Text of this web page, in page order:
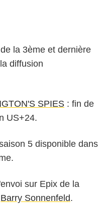
la 3ème et dernière
diffusion
SPIES : fin de
US+24.
5 disponible dans
sur Epix de la
Barry Sonnenfeld.